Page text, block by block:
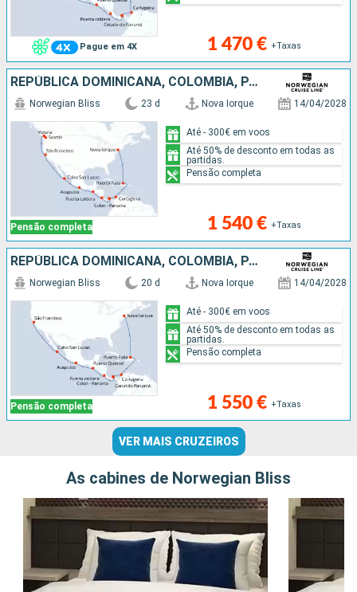
Pague em 4X 1 470 € +Taxas
REPÚBLICA DOMINICANA, COLÔMBIA, PANAMA, PORTO RICO, GUATEMALA, CARAIBAS - MEXICO, ESTADOS UNIDOS, CANADÁ
Pensão completa
Norwegian Bliss 23 d Nova Iorque 14/04/2028
1 540 € +Taxas
Até - 300€ em voos
Até 50% de desconto em todas as
partidas.
Pensão completa
REPÚBLICA DOMINICANA, COLÔMBIA, PANAMA, PORTO RICO, GUATEMALA, CARAIBAS - MEXICO, ESTADOS UNIDOS
Pensão completa
Norwegian Bliss 20 d Nova Iorque 14/04/2028
1 550 € +Taxas
Até - 300€ em voos
Até 50% de desconto em todas as
partidas.
Pensão completa
VER MAIS CRUZEIROS
As cabines de Norwegian Bliss